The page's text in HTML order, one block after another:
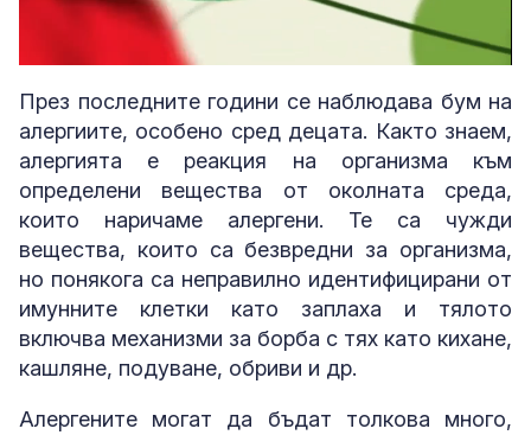
Loaded:
3.78%
През последните години се наблюдава бум на
алергиите, особено сред децата. Както знаем,
алергията е реакция на организма към
определени вещества от околната среда,
които наричаме алергени. Те са чужди
вещества, които са безвредни за организма,
но понякога са неправилно идентифицирани от
имунните клетки като заплаха и тялото
включва механизми за борба с тях като кихане,
кашляне, подуване, обриви и др.
Алергените могат да бъдат толкова много,